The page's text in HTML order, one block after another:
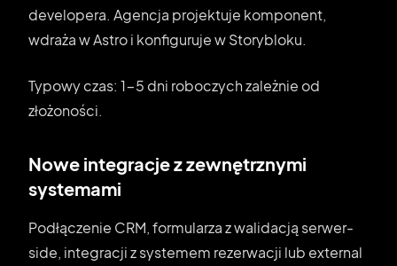
developera. Agencja projektuje komponent,
wdraża w Astro i konfiguruje w Storybloku.
Typowy czas: 1-5 dni roboczych zależnie od
złożoności.
Nowe integracje z zewnętrznymi
systemami
Podłączenie CRM, formularza z walidacją serwer-
side, integracji z systemem rezerwacji lub external